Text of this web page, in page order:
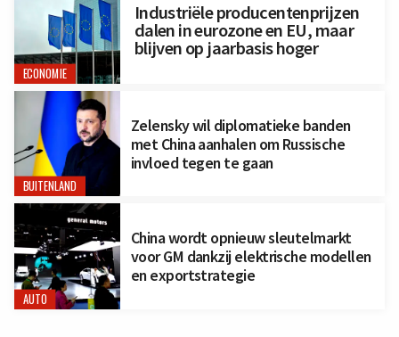
ECONOMIE
Industriële producentenprijzen
dalen in eurozone en EU, maar
blijven op jaarbasis hoger
BUITENLAND
Zelensky wil diplomatieke banden
met China aanhalen om Russische
invloed tegen te gaan
AUTO
China wordt opnieuw sleutelmarkt
voor GM dankzij elektrische modellen
en exportstrategie